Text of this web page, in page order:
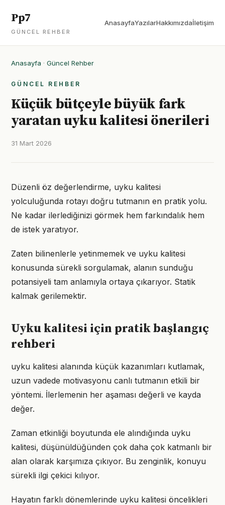
Pp7
GÜNCEL REHBER
AnasayfaYazılarHakkımızdaİletişim
Anasayfa · Güncel Rehber
GÜNCEL REHBER
Küçük bütçeyle büyük fark
yaratan uyku kalitesi önerileri
31 Mart 2026
Düzenli öz değerlendirme, uyku kalitesi
yolculuğunda rotayı doğru tutmanın en pratik yolu.
Ne kadar ilerlediğinizi görmek hem farkındalık hem
de istek yaratıyor.
Zaten bilinenlerle yetinmemek ve uyku kalitesi
konusunda sürekli sorgulamak, alanın sunduğu
potansiyeli tam anlamıyla ortaya çıkarıyor. Statik
kalmak gerilemektir.
Uyku kalitesi için pratik başlangıç
rehberi
uyku kalitesi alanında küçük kazanımları kutlamak,
uzun vadede motivasyonu canlı tutmanın etkili bir
yöntemi. İlerlemenin her aşaması değerli ve kayda
değer.
Zaman etkinliği boyutunda ele alındığında uyku
kalitesi, düşünüldüğünden çok daha çok katmanlı bir
alan olarak karşımıza çıkıyor. Bu zenginlik, konuyu
sürekli ilgi çekici kılıyor.
Hayatın farklı dönemlerinde uyku kalitesi öncelikleri